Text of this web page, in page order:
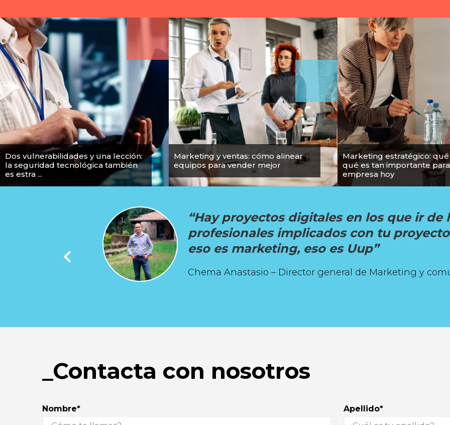
Dos vulnerabilidades y una lección:
la seguridad tecnológica también
es estra ...
Marketing y ventas: cómo alinear
equipos para vender mejor
Marketing estratégico:
qué es tan importante
empresa hoy
“Hay proyectos digitales en los que ir de
profesionales implicados con tu
eso es marketing, eso es Uup”
Chema Anastasio – Director general de Marketing y
_Contacta con nosotros
Nombre* Apellido*